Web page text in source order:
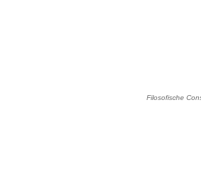
Filosofische